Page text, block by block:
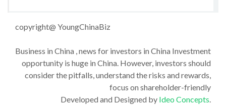
copyright@ YoungChinaBiz
Business in China , news for investors in China Investment
opportunity is huge in China. However, investors should
consider the pitfalls, understand the risks and rewards,
focus on shareholder-friendly
Developed and Designed by Ideo Concepts.